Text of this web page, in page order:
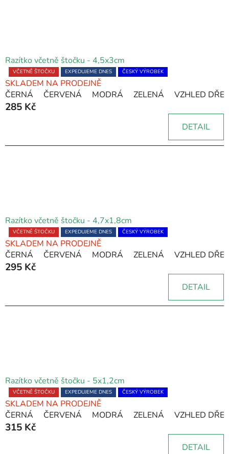
Razítko včetně štočku - 4,5x3cm
Průměrné
hodnocení
produktu
je
VČETNĚ ŠTOČKU EXPEDUJEME DNES ČESKÝ VÝROBEK
SKLADEM NA PRODEJNĚ
ČERNÁ
ČERVENÁ MODRÁ ZELENÁ VZHLED
285 Kč
DETAIL
Razítko včetně štočku - 4,7x1,8cm
Průměrné
hodnocení
produktu
je
VČETNĚ ŠTOČKU EXPEDUJEME DNES ČESKÝ VÝROBEK
SKLADEM NA PRODEJNĚ
ČERNÁ
ČERVENÁ MODRÁ ZELENÁ VZHLED
295 Kč
DETAIL
Razítko včetně štočku - 5x1,2cm
Průměrné
hodnocení
produktu
je
VČETNĚ ŠTOČKU EXPEDUJEME DNES ČESKÝ VÝROBEK
SKLADEM NA PRODEJNĚ
ČERNÁ
ČERVENÁ MODRÁ ZELENÁ VZHLED
315 Kč
DETAIL